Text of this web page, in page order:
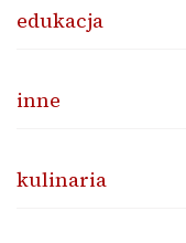
edukacja
inne
kulinaria